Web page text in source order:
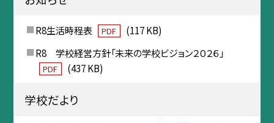
R8生活時程表 PDF
(117 KB)
R8 学校経営方針「未来の学校ビジョン２０２６」
PDF (437 KB)
学校だより